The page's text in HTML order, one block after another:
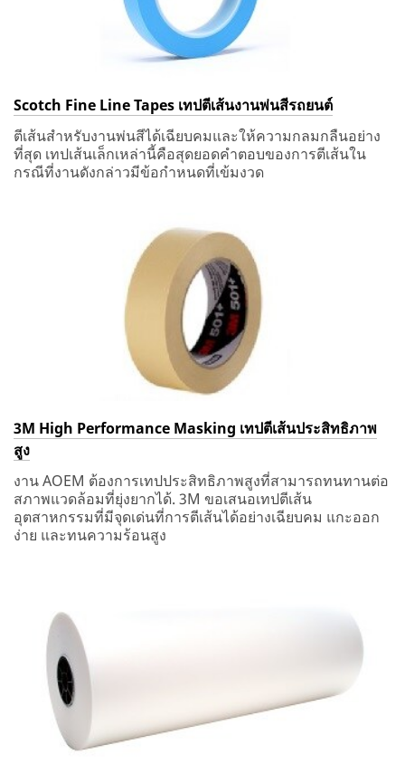
Scotch Fine Line Tapes เทปตีเส้นงานพ่นสีรถยนต์
ตีเส้นสำหรับงานพ่นสีได้เฉียบคมและให้ความกลมกลืนอย่าง
ที่สุด เทปเส้นเล็กเหล่านี้คือสุดยอดคำตอบของการตีเส้นใน
กรณีที่งานดังกล่าวมีข้อกำหนดที่เข้มงวด
3M High Performance Masking เทปตีเส้นประสิทธิภาพ
สูง
งาน AOEM ต้องการเทปประสิทธิภาพสูงที่สามารถทนทานต่อ
สภาพแวดล้อมที่ยุ่งยากได้. 3M ขอเสนอเทปตีเส้น
อุตสาหกรรมที่มีจุดเด่นที่การตีเส้นได้อย่างเฉียบคม แกะออก
ง่าย และทนความร้อนสูง